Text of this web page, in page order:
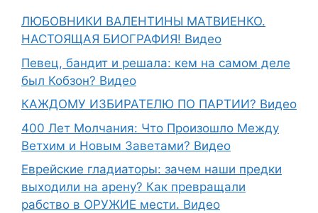
ЛЮБОВНИКИ ВАЛЕНТИНЫ МАТВИЕНКО.
НАСТОЯЩАЯ БИОГРАФИЯ! Видео
Певец, бандит и решала: кем на самом деле
был Кобзон? Видео
КАЖДОМУ ИЗБИРАТЕЛЮ ПО ПАРТИИ? Видео
400 Лет Молчания: Что Произошло Между
Ветхим и Новым Заветами? Видео
Еврейские гладиаторы: зачем наши предки
выходили на арену? Как превращали
рабство в ОРУЖИЕ мести. Видео